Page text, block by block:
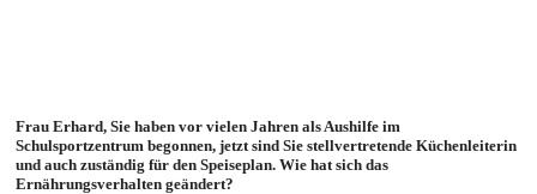
Frau Erhard, Sie haben vor vielen Jahren als Aushilfe im
Schulsportzentrum begonnen, jetzt sind Sie stellvertretende Küchenleiterin
und auch zuständig für den Speiseplan. Wie hat sich das
Ernährungsverhalten geändert?